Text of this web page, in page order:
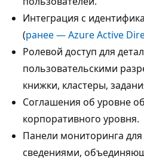
Интеграция с
(ранее — Azure Active
Ролевой доступ для
пользовательскими
книжки, кластеры,
Соглашения об уровне
корпоративного уровня.
Панели мониторинга
сведениями,